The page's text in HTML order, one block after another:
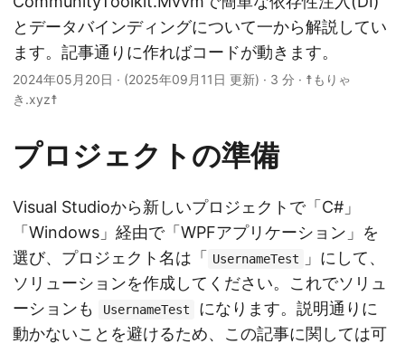
とデータバインディングについて一から解説してい
ます。記事通りに作ればコードが動きます。
2024年05月20日 · (2025年09月11日 更新) · 3 分 · ☨もりゃ
き.xyz☨
プロジェクトの準備
Visual Studioから新しいプロジェクトで「C#」
「Windows」経由で「WPFアプリケーション」を
選び、プロジェクト名は「
UsernameTest
」にして、
ソリューションを作成してください。これでソリュ
ーションも
UsernameTest
になります。説明通りに
動かないことを避けるため、この記事に関しては可